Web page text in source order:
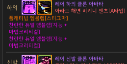
하의
레어 하의 클론 아바타
아라드 해변 비키니 팬츠[A타입]
플래티넘 엠블렘[스티그마]
찬란한 듀얼 엠블렘[지능 +
마법크리티컬]
찬란한 듀얼 엠블렘[지능 +
마법크리티컬]
신발
레어 신발 클론 아바타